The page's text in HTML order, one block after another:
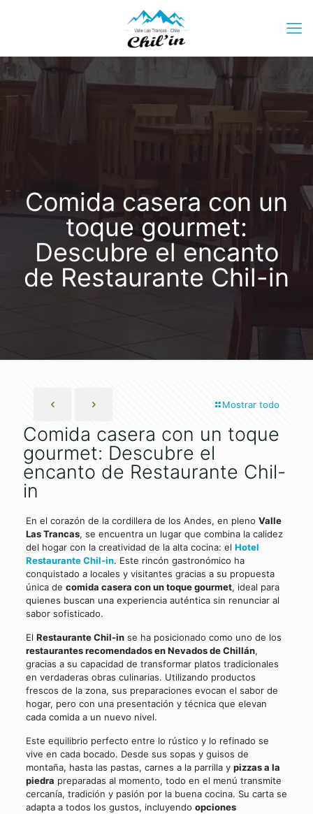
Comida casera con un
toque gourmet:
Descubre el encanto
de Restaurante Chil-in
Mostrar todo
Comida casera con un toque
gourmet: Descubre el
encanto de Restaurante Chil-
in
En el corazón de la cordillera de los Andes, en pleno Valle
Las Trancas, se encuentra un lugar que combina la calidez
del hogar con la creatividad de la alta cocina: el Hotel
Restaurante Chil-in. Este rincón gastronómico ha
conquistado a locales y visitantes gracias a su propuesta
única de comida casera con un toque gourmet, ideal para
quienes buscan una experiencia auténtica sin renunciar al
sabor sofisticado.
El Restaurante Chil-inse ha posicionado como uno de los
restaurantes recomendados en Nevados de Chillán,
gracias a su capacidad de transformar platos tradicionales
en verdaderas obras culinarias. Utilizando productos
frescos de la zona, sus preparaciones evocan el sabor de
hogar, pero con una presentación y técnica que elevan
cada comida a un nuevo nivel.
Este equilibrio perfecto entre lo rústico y lo refinado se
vive en cada bocado. Desde sus sopas y guisos de
montaña, hasta las pastas, carnes a la parrilla y pizzas a la
piedra preparadas al momento, todo en el menú transmite
cercanía, tradición y pasión por la buena cocina. Su carta se
adapta a todos los gustos, incluyendo opciones